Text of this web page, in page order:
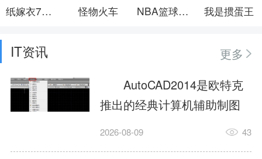
纸嫁衣7卿不负 怪物火车 NBA篮球大师 我是掼蛋王
IT资讯
更多
AutoCAD2014是欧特克
推出的经典计算机辅助制图
工具，主打稳定2D施工图绘
2026-08-09 43